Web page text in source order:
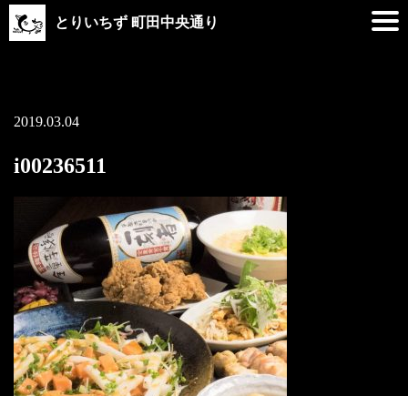
とりいちず 町田中央通り
2019.03.04
i00236511